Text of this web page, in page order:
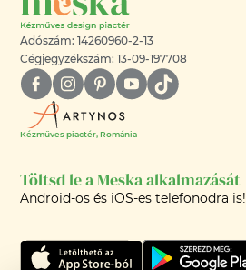
Adószám: 14260960-2-13
Cégjegyzékszám: 13-09-197708
Kézműves piactér, Románia
Töltsd le a Meska alkalmazását
Android-os és iOS-es telefonodra is!